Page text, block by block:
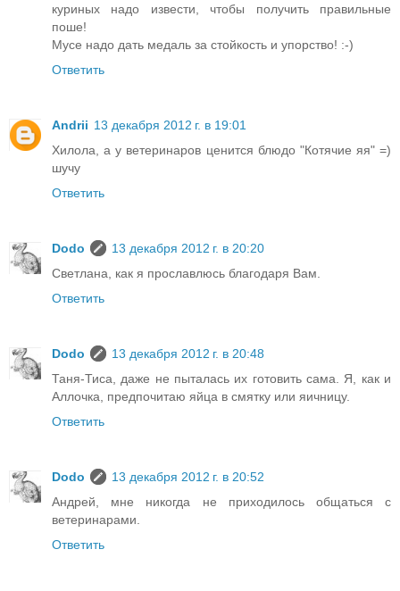
куриных надо извести, чтобы получить правильные
поше!
Мусе надо дать медаль за стойкость и упорство! :-)
Ответить
Andrii 13 декабря 2012 г. в 19:01
Хилола, а у ветеринаров ценится блюдо "Котячие яя" =)
шучу
Ответить
Dodo
13 декабря 2012 г. в 20:20
Светлана, как я прославлюсь благодаря Вам.
Ответить
Dodo
13 декабря 2012 г. в 20:48
Таня-Тиса, даже не пыталась их готовить сама. Я, как и
Аллочка, предпочитаю яйца в смятку или яичницу.
Ответить
Dodo
13 декабря 2012 г. в 20:52
Андрей, мне никогда не приходилось общаться с
ветеринарами.
Ответить